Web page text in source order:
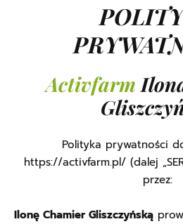
Activfarm
Polityka prywatności
https://activfarm.pl/ (dalej
przez:
Ilonę Chamier Gliszczyńską